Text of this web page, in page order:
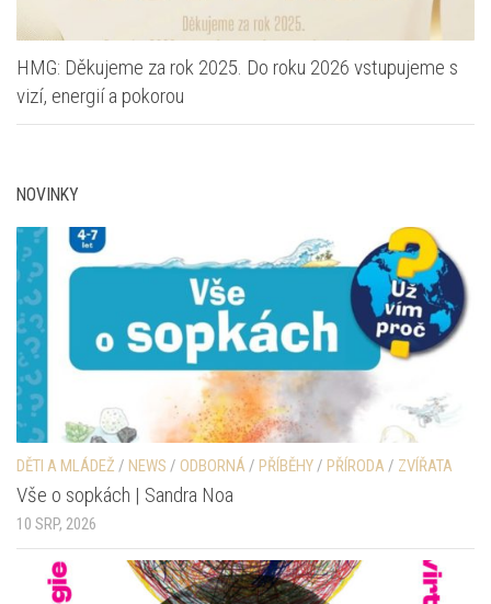
HMG: Děkujeme za rok 2025. Do roku 2026 vstupujeme s
vizí, energií a pokorou
NOVINKY
DĚTI A MLÁDEŽ / NEWS / ODBORNÁ / PŘÍBĚHY / PŘÍRODA / ZVÍŘATA
Vše o sopkách | Sandra Noa
10 SRP, 2026